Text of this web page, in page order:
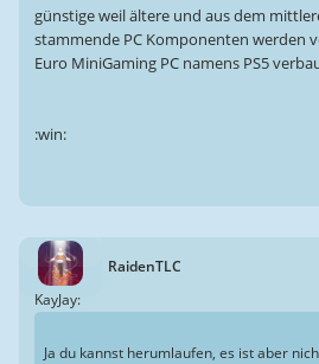
günstige weil ältere und aus dem
stammende PC Komponenten werden
Euro MiniGaming PC namens PS5
:win:
RaidenTLC
KayJay:
Ja du kannst herumlaufen, es ist aber